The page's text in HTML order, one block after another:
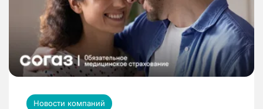
Новости компаний